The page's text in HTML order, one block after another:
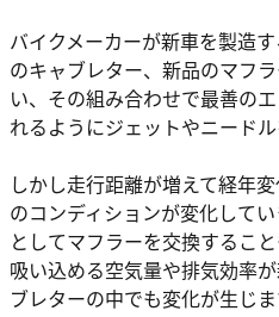
バイクメーカーが新車を製造
のキャブレター、新品のマフ
い、その組み合わせで最善の
れるようにジェットやニードル
しかし走行距離が増えて経年
のコンディションが変化して
としてマフラーを交換するこ
吸い込める空気量や排気効率
ブレターの中でも変化が生じま